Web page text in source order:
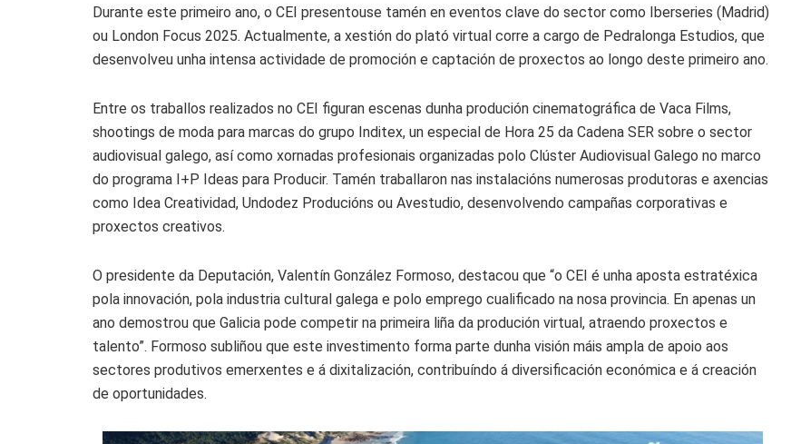
Durante este primeiro ano, o CEI presentouse tamén en eventos clave do sector como Iberseries (Madrid)
ou London Focus 2025. Actualmente, a xestión do plató virtual corre a cargo de Pedralonga Estudios, que
desenvolveu unha intensa actividade de promoción e captación de proxectos ao longo deste primeiro ano.
Entre os traballos realizados no CEI figuran escenas dunha produción cinematográfica de Vaca Films,
shootings de moda para marcas do grupo Inditex, un especial de Hora 25 da Cadena SER sobre o sector
audiovisual galego, así como xornadas profesionais organizadas polo Clúster Audiovisual Galego no marco
do programa I+P Ideas para Producir. Tamén traballaron nas instalacións numerosas produtoras e axencias
como Idea Creatividad, Undodez Producións ou Avestudio, desenvolvendo campañas corporativas e
proxectos creativos.
O presidente da Deputación, Valentín González Formoso, destacou que “o CEI é unha aposta estratéxica
pola innovación, pola industria cultural galega e polo emprego cualificado na nosa provincia. En apenas un
ano demostrou que Galicia pode competir na primeira liña da produción virtual, atraendo proxectos e
talento”. Formoso subliñou que este investimento forma parte dunha visión máis ampla de apoio aos
sectores produtivos emerxentes e á dixitalización, contribuíndo á diversificación económica e á creación
de oportunidades.